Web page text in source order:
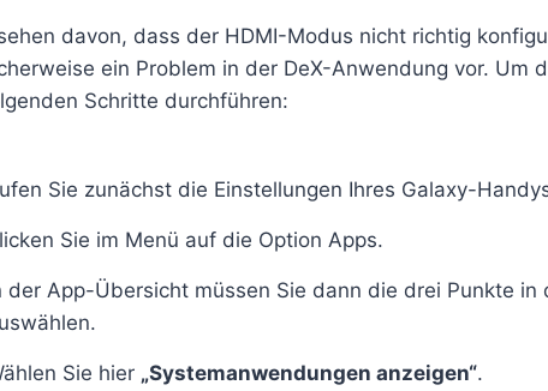
davon, dass der HDMI-Modus nicht richtig
ein Problem in der DeX-Anwendung vor. Um
Schritte durchführen:
Sie zunächst die Einstellungen Ihres Galaxy-
Sie im Menü auf die Option Apps.
der App-Übersicht müssen Sie dann die drei Punkte in
Sie hier „Systemanwendungen anzeigen“.